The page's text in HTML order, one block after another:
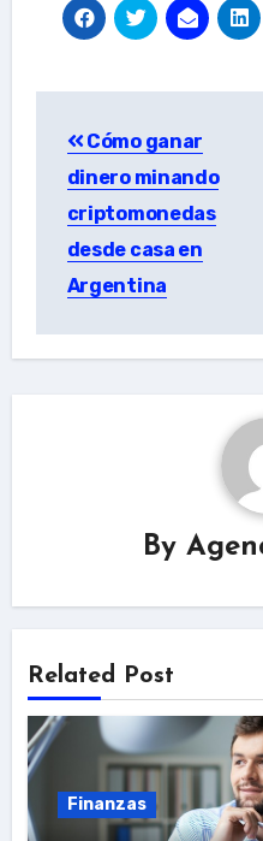
navigation
Cómo ganar
dinero minando
criptomonedas
desde casa en
Argentina
By
Related Post
Finanzas